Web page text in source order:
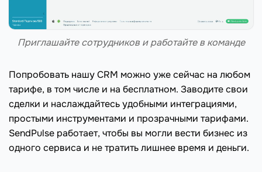
Приглашайте сотрудников и работайте в команде
Попробовать нашу CRM можно уже сейчас на любом
тарифе, в том числе и на бесплатном. Заводите свои
сделки и наслаждайтесь удобными интеграциями,
простыми инструментами и прозрачными тарифами.
SendPulse работает, чтобы вы могли вести бизнес из
одного сервиса и не тратить лишнее время и деньги.